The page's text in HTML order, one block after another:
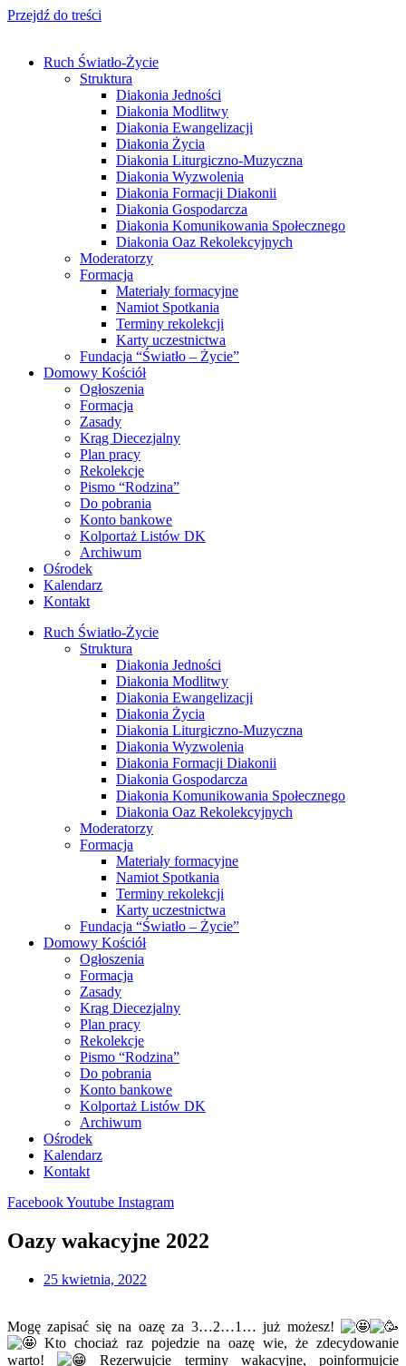
Przejdź do treści
Ruch Światło-Życie
Struktura
Diakonia Jedności
Diakonia Modlitwy
Diakonia Ewangelizacji
Diakonia Życia
Diakonia Liturgiczno-Muzyczna
Diakonia Wyzwolenia
Diakonia Formacji Diakonii
Diakonia Gospodarcza
Diakonia Komunikowania Społecznego
Diakonia Oaz Rekolekcyjnych
Moderatorzy
Formacja
Materiały formacyjne
Namiot Spotkania
Terminy rekolekcji
Karty uczestnictwa
Fundacja “Światło – Życie”
Domowy Kościół
Ogłoszenia
Formacja
Zasady
Krąg Diecezjalny
Plan pracy
Rekolekcje
Pismo “Rodzina”
Do pobrania
Konto bankowe
Kolportaż Listów DK
Archiwum
Ośrodek
Kalendarz
Kontakt
Ruch Światło-Życie
Struktura
Diakonia Jedności
Diakonia Modlitwy
Diakonia Ewangelizacji
Diakonia Życia
Diakonia Liturgiczno-Muzyczna
Diakonia Wyzwolenia
Diakonia Formacji Diakonii
Diakonia Gospodarcza
Diakonia Komunikowania Społecznego
Diakonia Oaz Rekolekcyjnych
Moderatorzy
Formacja
Materiały formacyjne
Namiot Spotkania
Terminy rekolekcji
Karty uczestnictwa
Fundacja “Światło – Życie”
Domowy Kościół
Ogłoszenia
Formacja
Zasady
Krąg Diecezjalny
Plan pracy
Rekolekcje
Pismo “Rodzina”
Do pobrania
Konto bankowe
Kolportaż Listów DK
Archiwum
Ośrodek
Kalendarz
Kontakt
FacebookYoutube Instagram
Oazy wakacyjne 2022
25 kwietnia, 2022
Mogę zapisać się na oazę za 3…2…1… już możesz!
Kto chociaż raz pojedzie na oazę wie, że zdecydowanie
warto!
Rezerwujcie terminy wakacyjne, poinformujcie